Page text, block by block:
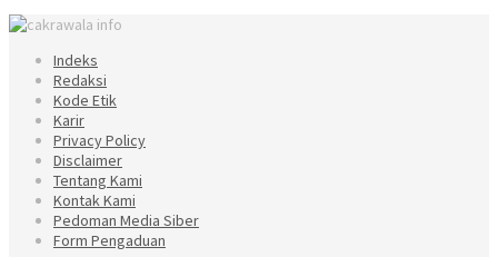
Indeks
Redaksi
Kode Etik
Karir
Privacy Policy
Disclaimer
Tentang Kami
Kontak Kami
Pedoman Media Siber
Form Pengaduan